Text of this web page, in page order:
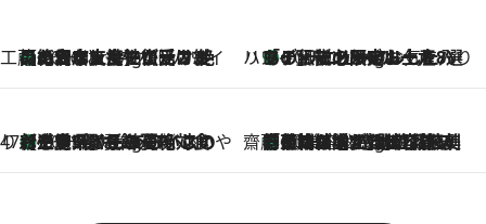
工藤まやのおもてなしハワイ
10 Hours Ago
【ハワイ土産】ローカルの絶大な支持で復活！ 絶品の幻クッキー《元ファンの日本人女性が受け継いだ名店》 ハワイ賢者 リサのお気に入りリスト10 Hours Ago
あの伝説の限定トートも！ リニューアルした「ディーン＆デルーカ ハワイ」で必須のお土産8選
47都道府県の手みやげ ひんやりスイーツで夏を満喫
10 Hours Ago
【三重県】この夏絶対食べたい 冷やしておいしいおやつ3選 お餅×アイスの新感覚スイーツ 齋藤 薫 美容脳ルネサンス
10 Hours Ago
「荷物が増えるほど旅ストレスは増す」美容ジャーナリストがたどり着いた最終結論。“化粧品を劇的に減らす”感動の凝縮美容とは